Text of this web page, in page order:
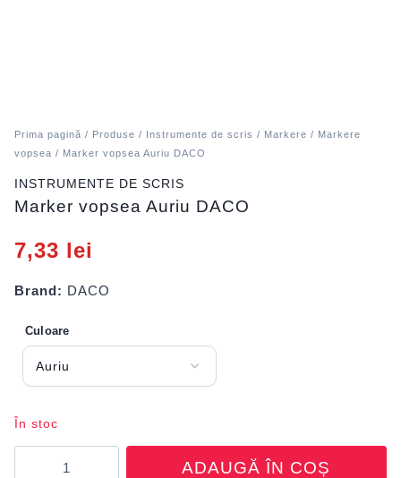
Prima pagină / Produse / Instrumente de scris / Markere / Markere
vopsea / Marker vopsea Auriu DACO
INSTRUMENTE DE SCRIS
Marker vopsea Auriu DACO
7,33 lei
Brand: DACO
Culoare
În stoc
ADAUGĂ ÎN COȘ